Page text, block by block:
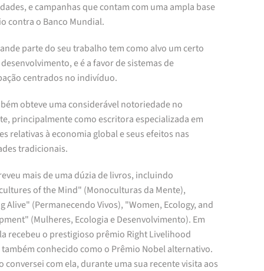
e campanhas que contam com uma ampla base
contra o Banco Mundial.
parte do seu trabalho tem como alvo um certo
e é a favor de sistemas de
centrados no indivíduo.
obteve uma considerável notoriedade no
principalmente como escritora especializada em
relativas à economia global e seus efeitos nas
tradicionais.
mais de uma dúzia de livros, incluindo
of the Mind" (Monoculturas da Mente),
Alive" (Permanecendo Vivos), "Women, Ecology, and
(Mulheres, Ecologia e Desenvolvimento). Em
recebeu o prestigioso prêmio Right Livelihood
conhecido como o Prêmio Nobel alternativo.
conversei com ela, durante uma sua recente visita aos